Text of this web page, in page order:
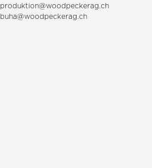
produktion@woodpeckerag.ch
buha@woodpeckerag.ch